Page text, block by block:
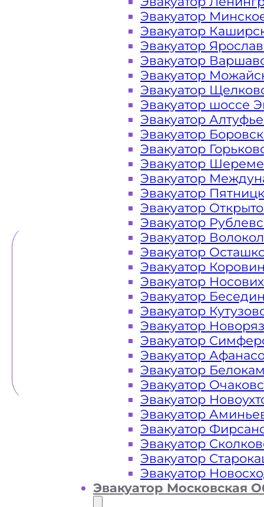
Закажите услугу "эвакуатор
"онлайн" на сайте компании
Вам необходимы услуги
недорого? Эвакуаторы «МОБИ»
Волоколамском и Ильинском
круглосуточно, мы готовы оказать
низкие цены и
WHATSAPP
Эвакуатор
Эвакуатор
Эвакуатор
Эвакуатор
Эвакуатор
Эвакуатор
Эвакуатор шоссе
Эвакуатор
Эвакуатор
Эвакуатор
Эвакуатор
Эвакуатор
Эвакуатор
Эвакуатор
Эвакуатор
Эвакуатор
Эвакуатор
Эвакуатор
Эвакуатор
Эвакуатор
Эвакуатор
Эвакуатор
Эвакуатор
Эвакуатор
Эвакуатор
Эвакуатор
Эвакуатор
Эвакуатор
Эвакуатор
Эвакуатор
Эвакуатор
Эвакуатор
Эвакуатор Московская